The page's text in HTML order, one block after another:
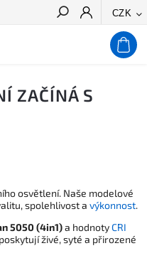
CZK
Hledat
ZAČÍNÁ S
osvětlení. Naše modelové
spolehlivost a výkonnost.
5050 (4in1)a hodnotyCRI
živé, syté a přirozené